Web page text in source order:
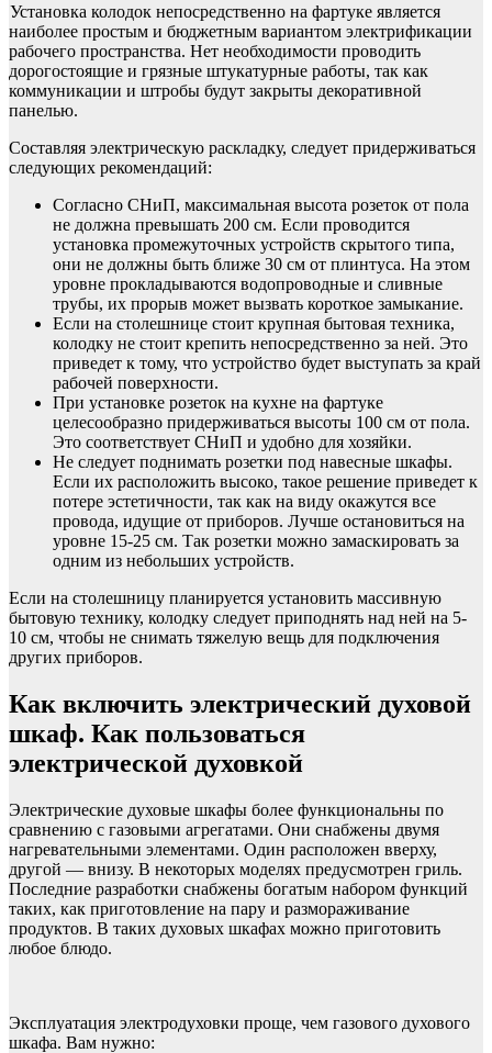
Установка колодок непосредственно на фартуке является
наиболее простым и бюджетным вариантом электрификации
рабочего пространства. Нет необходимости проводить
дорогостоящие и грязные штукатурные работы, так как
коммуникации и штробы будут закрыты декоративной
панелью.
Составляя электрическую раскладку, следует придерживаться
следующих рекомендаций:
Согласно СНиП, максимальная высота розеток от пола
не должна превышать 200 см. Если проводится
установка промежуточных устройств скрытого типа,
они не должны быть ближе 30 см от плинтуса. На этом
уровне прокладываются водопроводные и сливные
трубы, их прорыв может вызвать короткое замыкание.
Если на столешнице стоит крупная бытовая техника,
колодку не стоит крепить непосредственно за ней. Это
приведет к тому, что устройство будет выступать за край
рабочей поверхности.
При установке розеток на кухне на фартуке
целесообразно придерживаться высоты 100 см от пола.
Это соответствует СНиП и удобно для хозяйки.
Не следует поднимать розетки под навесные шкафы.
Если их расположить высоко, такое решение приведет к
потере эстетичности, так как на виду окажутся все
провода, идущие от приборов. Лучше остановиться на
уровне 15-25 см. Так розетки можно замаскировать за
одним из небольших устройств.
Если на столешницу планируется установить массивную
бытовую технику, колодку следует приподнять над ней на 5-
10 см, чтобы не снимать тяжелую вещь для подключения
других приборов.
Как включить электрический духовой
шкаф. Как пользоваться
электрической духовкой
Электрические духовые шкафы более функциональны по
сравнению с газовыми агрегатами. Они снабжены двумя
нагревательными элементами. Один расположен вверху,
другой — внизу. В некоторых моделях предусмотрен гриль.
Последние разработки снабжены богатым набором функций
таких, как приготовление на пару и размораживание
продуктов. В таких духовых шкафах можно приготовить
любое блюдо.
Эксплуатация электродуховки проще, чем газового духового
шкафа. Вам нужно: